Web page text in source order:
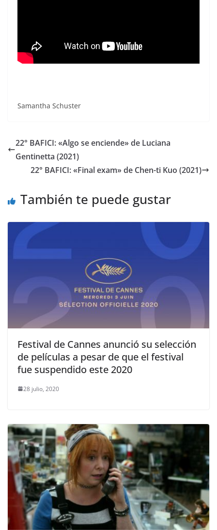
Samantha Schuster
22° BAFICI: «Algo se enciende» de Luciana
Gentinetta (2021)
22° BAFICI: «Final exam» de Chen-ti Kuo (2021)
También te puede gustar
Festival de Cannes anunció su selección
de películas a pesar de que el festival
fue suspendido este 2020
28 julio, 2020